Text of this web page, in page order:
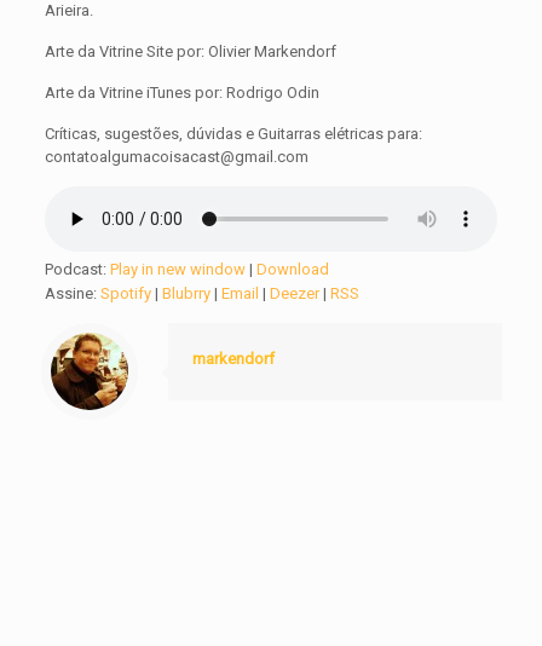
Arieira.
Arte da Vitrine Site por: Olivier Markendorf
Arte da Vitrine iTunes por: Rodrigo Odin
Críticas, sugestões, dúvidas e Guitarras elétricas para:
contatoalgumacoisacast@gmail.com
Podcast:Play in new window |Download
Assine:Spotify |Blubrry |Email |Deezer|RSS
markendorf